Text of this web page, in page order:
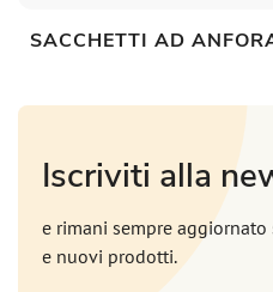
SACCHETTI AD
Iscriviti alla
e rimani sempre
e nuovi prodotti.